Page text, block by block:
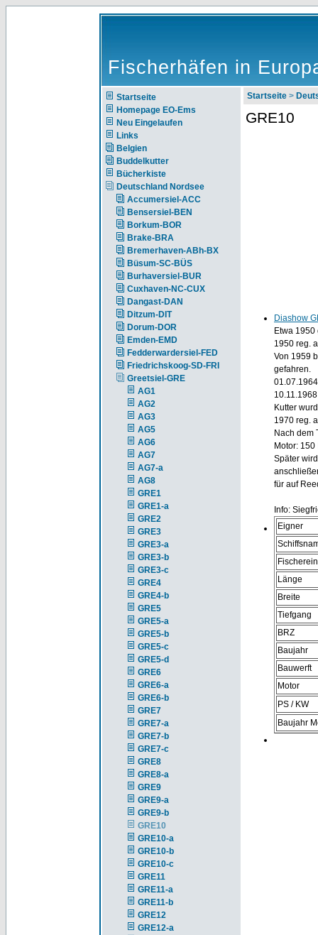
Fischerhäfen in
Startseite
Homepage EO-Ems
Neu Eingelaufen
Links
Belgien
Buddelkutter
Bücherkiste
Deutschland Nordsee
Accumersiel-ACC
Bensersiel-BEN
Borkum-BOR
Brake-BRA
Bremerhaven-ABh-BX
Büsum-SC-BÜS
Burhaversiel-BUR
Cuxhaven-NC-CUX
Dangast-DAN
Ditzum-DIT
Dorum-DOR
Emden-EMD
Fedderwardersiel-FED
Friedrichskoog-SD-FRI
Greetsiel-GRE
AG1
AG2
AG3
AG5
AG6
AG7
AG7-a
AG8
GRE1
GRE1-a
GRE2
GRE3
GRE3-a
GRE3-b
GRE3-c
GRE4
GRE4-b
GRE5
GRE5-a
GRE5-b
GRE5-c
GRE5-d
GRE6
GRE6-a
GRE6-b
GRE7
GRE7-a
GRE7-b
GRE7-c
GRE8
GRE8-a
GRE9
GRE9-a
GRE9-b
GRE10
GRE10-a
GRE10-b
GRE10-c
GRE11
GRE11-a
GRE11-b
GRE12
GRE12-a
Startseite >
GRE10
Diashow
Etwa
1950 reg.
Von 1959
gefahren.
Kutter
1970 reg.
Nach dem
Motor: 150
Später
für auf
Info:
Eigner
Länge
Breite
Tiefgang
BRZ
Baujahr
Bauwerft
Motor
PS / KW
Baujahr